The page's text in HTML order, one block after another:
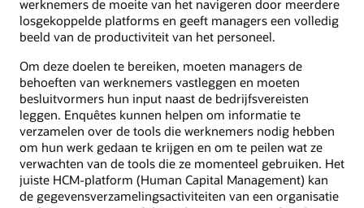
werknemers de moeite van het navigeren door meerdere
losgekoppelde platforms en geeft managers een volledig
beeld van de productiviteit van het personeel.
Om deze doelen te bereiken, moeten managers de
behoeften van werknemers vastleggen en moeten
besluitvormers hun input naast de bedrijfsvereisten
leggen. Enquêtes kunnen helpen om informatie te
verzamelen over de tools die werknemers nodig hebben
om hun werk gedaan te krijgen en om te peilen wat ze
verwachten van de tools die ze momenteel gebruiken. Het
juiste HCM-platform (Human Capital Management) kan
de gegevensverzamelingsactiviteiten van een organisatie